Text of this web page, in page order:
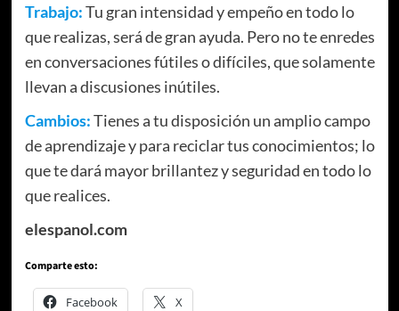
Trabajo:Tu gran intensidad y empeño en todo lo
que realizas, será de gran ayuda. Pero no te enredes
en conversaciones fútiles o difíciles, que solamente
llevan a discusiones inútiles.
Cambios:Tienes a tu disposición un amplio campo
de aprendizaje y para reciclar tus conocimientos; lo
que te dará mayor brillantez y seguridad en todo lo
que realices.
elespanol.com
Comparte esto:
Facebook X